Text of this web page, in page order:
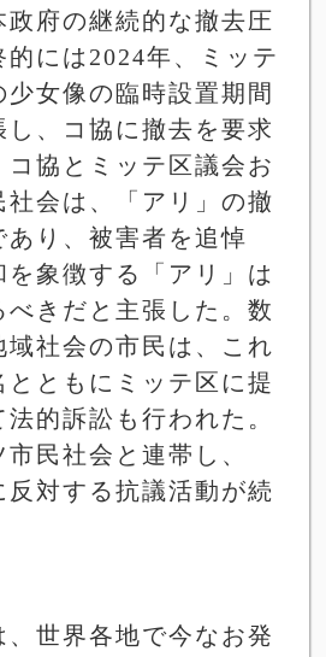
政府の継続的な撤去圧
的には 2024年、ミッテ
少女像の臨時設置期間
し、コ協に撤去を要求
コ協とミッテ区議会お
社会は、「アリ」の撤
り、被害者を追悼
を象徴する「アリ」は
べきだと主張した。数
社会の市民は、これ
とともにミッテ区に提
的訴訟も行われた。
民社会と連帯し、
反対する抗議活動が続
世界各地で今なお発